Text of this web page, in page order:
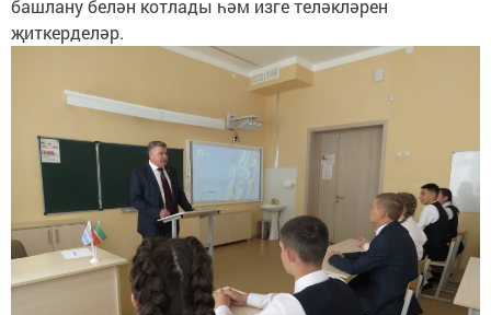
башлану белән котлады һәм изге теләкләрен
җиткерделәр.